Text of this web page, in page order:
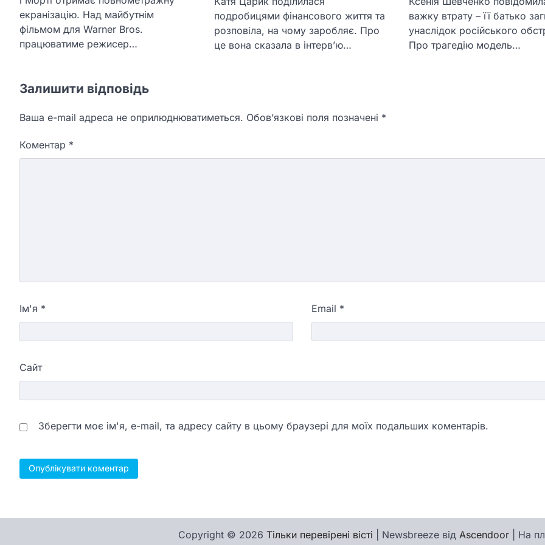
екранізацію. Над майбутнім
фільмом для Warner Bros.
працюватиме режисер…
подробицями фінансового життя та
розповіла, на чому заробляє. Про
це вона сказала в інтерв’ю…
важку втрату – її батько
унаслідок російського
Про трагедію модель…
Залишити відповідь
Ваша e-mail адреса не оприлюднюватиметься. Обов’язкові поля позначені *
Коментар *
Ім'я * Email *
Сайт
Зберегти моє ім'я, e-mail, та адресу сайту в цьому браузері для моїх подальших коментарів.
Copyright © 2026 Тільки перевірені вісті | Newsbreeze від Ascendoor | На